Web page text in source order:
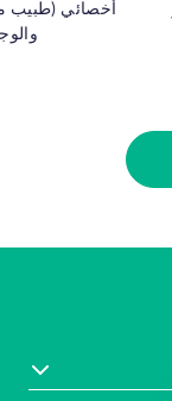
أخصائي (طبيب